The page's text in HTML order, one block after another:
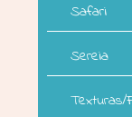
Safari
Sereia
Texturas/